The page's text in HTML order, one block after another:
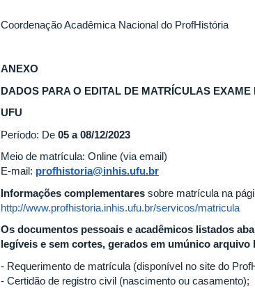
Coordenação Acadêmica Nacional do ProfHistória
ANEXO
DADOS PARA O EDITAL DE MATRÍCULAS
UFU
Período: De 05 a 08/12/2023
Meio de matrícula: Online (via email)
E-mail: profhistoria@inhis.ufu.br
Informações complementares sobre matrícula na
http://www.profhistoria.inhis.ufu.br/servicos/matricula
Os documentos pessoais e acadêmicos listados
legíveis e sem cortes, gerados em umúnico arquivo
- Requerimento de matrícula (disponível no site do
- Certidão de registro civil (nascimento ou casamento);